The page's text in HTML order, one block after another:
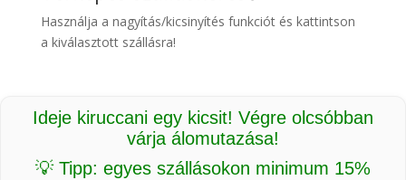
Használja a nagyítás/kicsinyítés funkciót és kattintson
a kiválasztott szállásra!
Ideje kiruccani egy kicsit! Végre olcsóbban
várja álomutazása!
💡 Tipp: egyes szállásokon minimum 15%